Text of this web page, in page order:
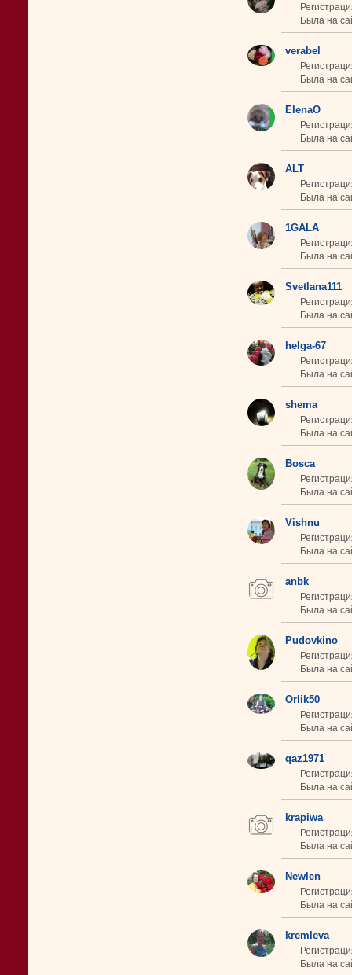
Была на
verabel
Была на
ElenaO
Была на
ALT
Была на
1GALA
Была на
Svetlana111
Была на
helga-67
Была на
shema
Была на
Bosca
Была на
Vishnu
Была на
anbk
Была на
Pudovkino
Была на
Orlik50
Была на
qaz1971
Была на
krapiwa
Была на
Newlen
Была на
kremleva
Была на